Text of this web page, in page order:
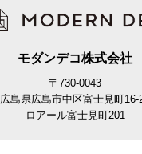
モダンデコ株式会社
〒730-0043
広島県広島市中区富士見町16-
ロアール富士見町201